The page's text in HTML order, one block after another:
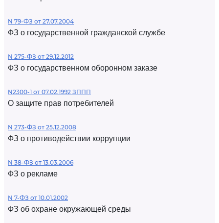
N 79-ФЗ от 27.07.2004
ФЗ о государственной гражданской службе
N 275-ФЗ от 29.12.2012
ФЗ о государственном оборонном заказе
N2300-1 от 07.02.1992 ЗППП
О защите прав потребителей
N 273-ФЗ от 25.12.2008
ФЗ о противодействии коррупции
N 38-ФЗ от 13.03.2006
ФЗ о рекламе
N 7-ФЗ от 10.01.2002
ФЗ об охране окружающей среды